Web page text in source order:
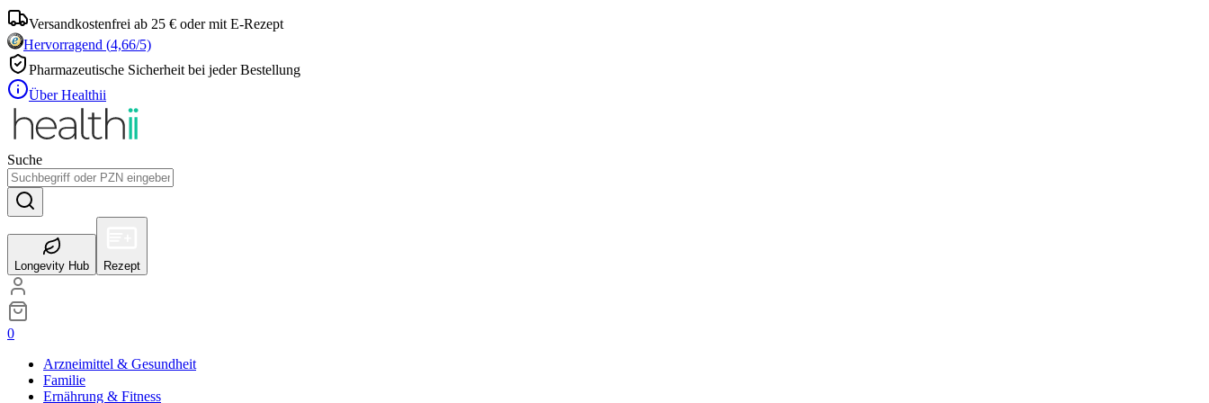
Versandkostenfrei ab 25 € oder mit E-Rezept
Hervorragend (4,66/5)
Pharmazeutische Sicherheit bei jeder Bestellung
Über Healthii
Suche
Longevity Hub Rezept
0
Arzneimittel & Gesundheit
Familie
Ernährung & Fitness